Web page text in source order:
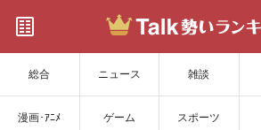
総合 ニュース 雑談
漫画･ｱﾆﾒ ゲーム スポーツ
サイトを更新